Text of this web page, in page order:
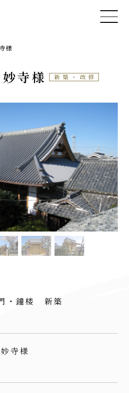
様
寺様 新築・改修
・鐘楼 新築
寺様